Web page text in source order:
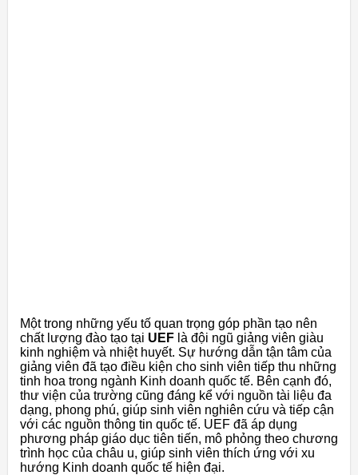
Một trong những yếu tố quan trọng góp phần tạo nên
chất lượng đào tạo tại UEF là đội ngũ giảng viên giàu
kinh nghiệm và nhiệt huyết. Sự hướng dẫn tận tâm của
giảng viên đã tạo điều kiện cho sinh viên tiếp thu những
tinh hoa trong ngành Kinh doanh quốc tế. Bên cạnh đó,
thư viện của trường cũng đáng kể với nguồn tài liệu đa
dạng, phong phú, giúp sinh viên nghiên cứu và tiếp cận
với các nguồn thông tin quốc tế. UEF đã áp dụng
phương pháp giáo dục tiên tiến, mô phỏng theo chương
trình học của châu u, giúp sinh viên thích ứng với xu
hướng Kinh doanh quốc tế hiện đại.